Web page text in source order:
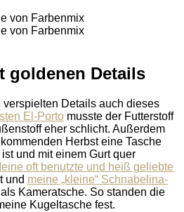
goldenen Details
verspielten Details auch dieses
El-Porto musste der Futterstoff
eher schlicht. Außerdem
Herbst eine Tasche
und mit einem Gurt quer
oft benutzte und heiß geliebte
und meine „kleine“ Schnabelina-
Kameratsche. So standen die
Kugeltasche fest.